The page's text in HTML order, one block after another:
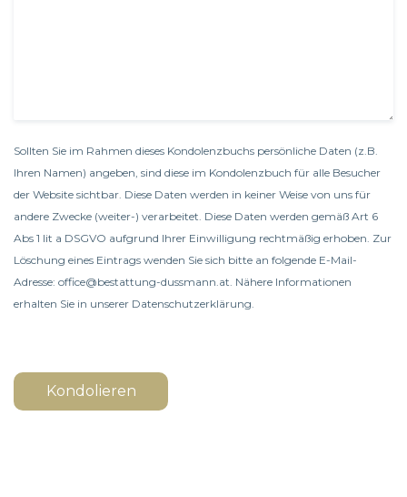
Sollten Sie im Rahmen dieses Kondolenzbuchs persönliche Daten (z.B.
Ihren Namen) angeben, sind diese im Kondolenzbuch für alle Besucher
der Website sichtbar. Diese Daten werden in keiner Weise von uns für
andere Zwecke (weiter-) verarbeitet. Diese Daten werden gemäß Art 6
Abs 1 lit a DSGVO aufgrund Ihrer Einwilligung rechtmäßig erhoben. Zur
Löschung eines Eintrags wenden Sie sich bitte an folgende E-Mail-
Adresse: office@bestattung-dussmann.at. Nähere Informationen
erhalten Sie in unserer Datenschutzerklärung
Kondolieren